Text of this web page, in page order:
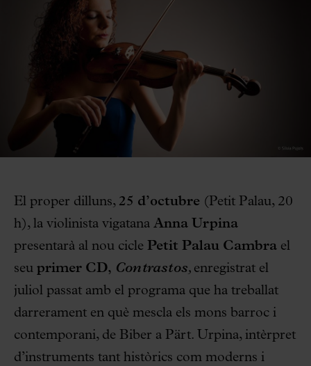
El proper dilluns, 25 d’octubre (Petit Palau, 20
h), la violinista vigatana Anna Urpina
presentarà al nou cicle Petit Palau Cambra el
seu primer CD, Contrastos, enregistrat el
juliol passat amb el programa que ha treballat
darrerament en què mescla els mons barroc i
contemporani, de Biber a Pärt. Urpina, intèrpret
d’instruments tant històrics com moderns i